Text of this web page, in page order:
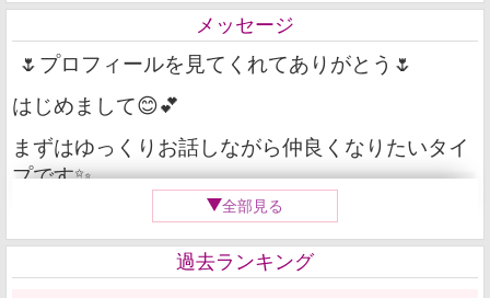
メッセージ
🌷プロフィールを見てくれてありがとう🌷
はじめまして😊💕
まずはゆっくりお話しながら仲良くなりたいタイ
プです✨
何気ない日常のお話から、ちょっぴり秘密のお話
まで…💋
全部見る
過去ランキング